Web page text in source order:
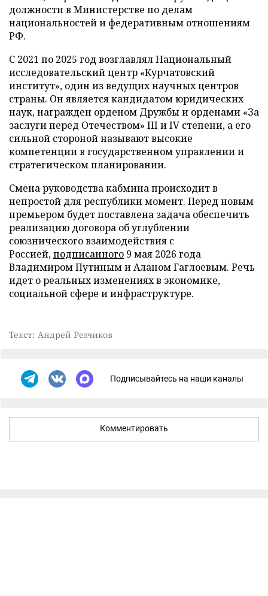
должности в Министерстве по делам
национальностей и федеративным отношениям
РФ.
С 2021 по 2025 год возглавлял Национальный
исследовательский центр «Курчатовский
институт», один из ведущих научных центров
страны. Он является кандидатом юридических
наук, награжден орденом Дружбы и орденами «За
заслуги перед Отечеством» III и IV степени, а его
сильной стороной называют высокие
компетенции в государственном управлении и
стратегическом планировании.
Смена руководства кабмина происходит в
непростой для республики момент. Перед новым
премьером будет поставлена задача обеспечить
реализацию договора об углублении
союзнического взаимодействия с
Россией,подписанного 9 мая 2026 года
Владимиром Путиным и Аланом Гаглоевым. Речь
идет о реальных изменениях в экономике,
социальной сфере и инфраструктуре.
Текст: Андрей Резчиков
Подписывайтесь на наши каналы
Комментировать